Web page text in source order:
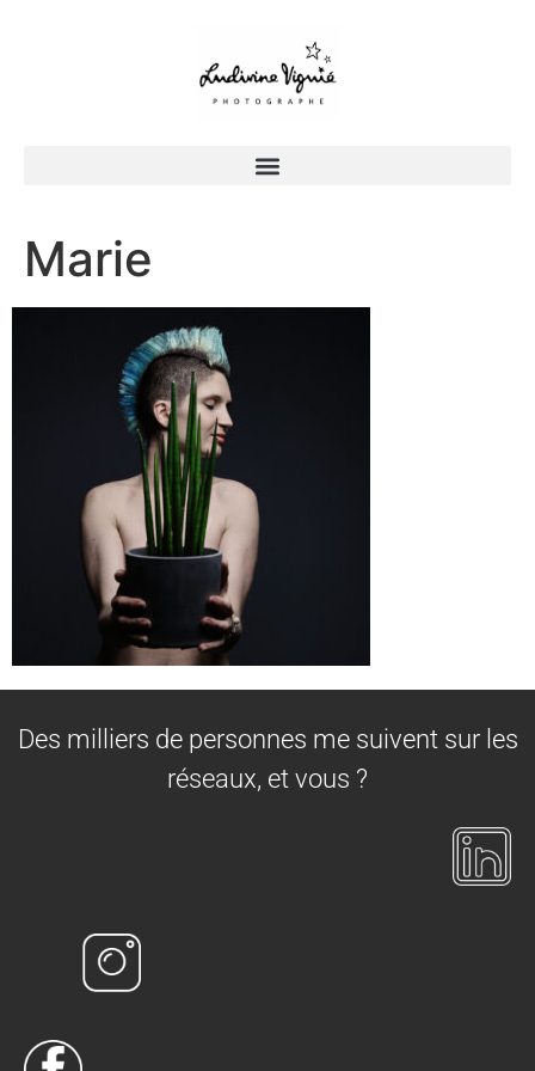
Marie
Des milliers de personnes me suivent sur les
réseaux, et vous ?